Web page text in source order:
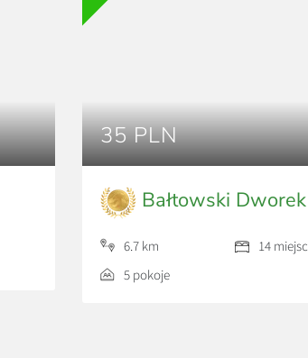
35 PLN
Bałtowski Dworek
6.7 km
14 miejsc
5 pokoje